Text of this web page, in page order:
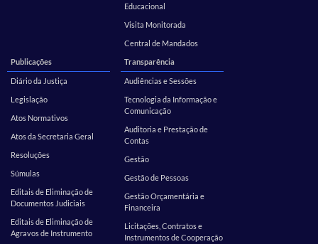
Educacional
Visita Monitorada
Central de Mandados
Publicações
Diário da Justiça
Legislação
Atos Normativos
Atos da Secretaria Geral
Resoluções
Súmulas
Editais de Eliminação de
Documentos Judiciais
Editais de Eliminação de
Agravos de Instrumento
Transparência
Audiências e Sessões
Tecnologia da Informação e
Comunicação
Auditoria e Prestação de
Contas
Gestão
Gestão de Pessoas
Gestão Orçamentária e
Financeira
Licitações, Contratos e
Instrumentos de Cooperação